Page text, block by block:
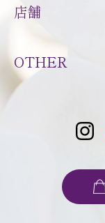
店舗
OTHER